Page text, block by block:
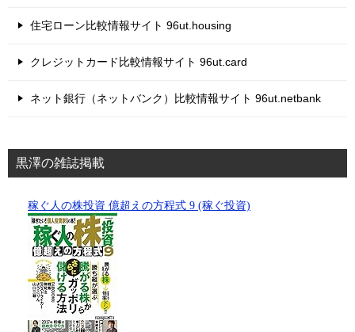
住宅ローン比較情報サイト 96ut.housing
クレジットカード比較情報サイト 96ut.card
ネット銀行（ネットバンク）比較情報サイト 96ut.netbank
黒澤の雑誌掲載
稼ぐ人の株投資 億超えの方程式 9 (稼ぐ投資)